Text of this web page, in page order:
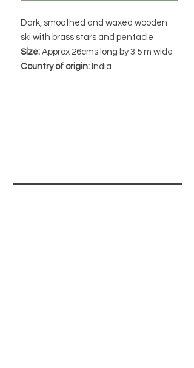
Dark, smoothed and waxed wooden
ski with brass stars and pentacle
Size: Approx 26cms long by 3.5 m wide
Country of origin: India